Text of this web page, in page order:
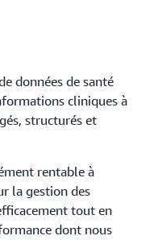
données de santé
cliniques à
structurés et
rentable à
la gestion des
tout en
dont nous